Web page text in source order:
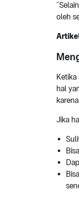
oleh
hal
Jika